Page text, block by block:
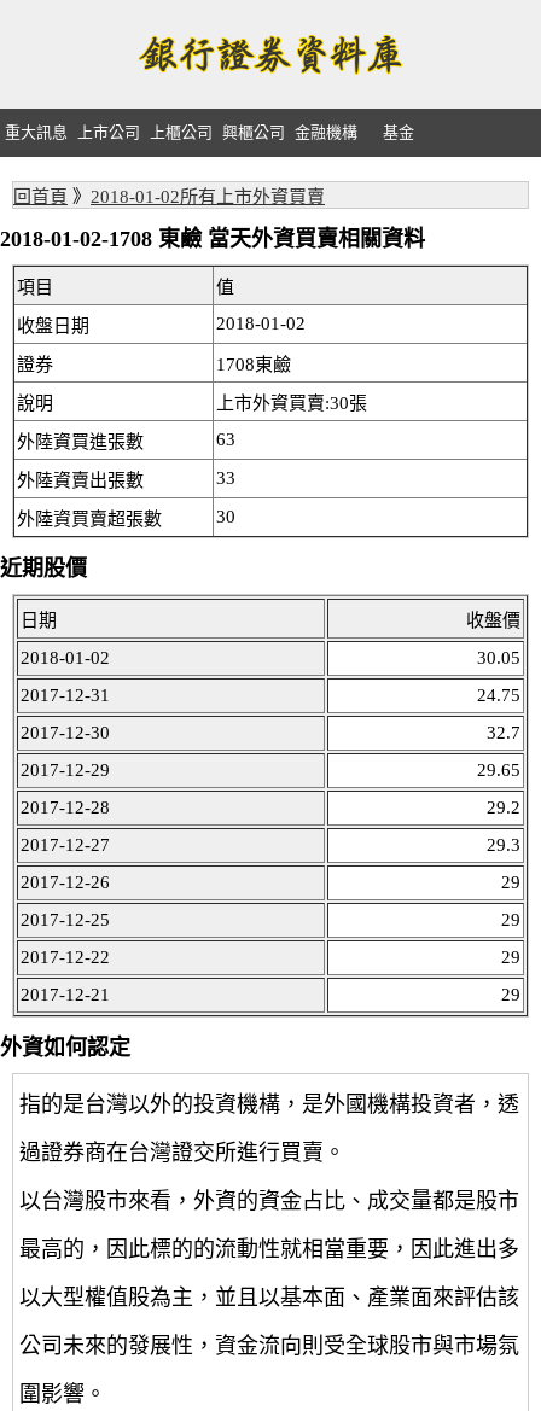
重大訊息 上市公司 上櫃公司 興櫃公司 金融機構 基金
回首頁 》 2018-01-02所有上市外資買賣
2018-01-02-1708 東鹼 當天外資買賣相關資料
項目
值
收盤日期
2018-01-02
證券
1708東鹼
說明
上市外資買賣:30張
外陸資買進張數
63
外陸資賣出張數 33
外陸資買賣超張數 30
近期股價
日期
收盤價
2018-01-02
30.05
2017-12-31
24.75
2017-12-30
32.7
2017-12-29
29.65
2017-12-28
29.2
2017-12-27
29.3
2017-12-26
29
2017-12-25
29
2017-12-22
29
2017-12-21
29
外資如何認定
指的是台灣以外的投資機構，是外國機構投資者，透
過證券商在台灣證交所進行買賣。
以台灣股市來看，外資的資金占比、成交量都是股市
最高的，因此標的的流動性就相當重要，因此進出多
以大型權值股為主，並且以基本面、產業面來評估該
公司未來的發展性，資金流向則受全球股市與市場氛
圍影響。